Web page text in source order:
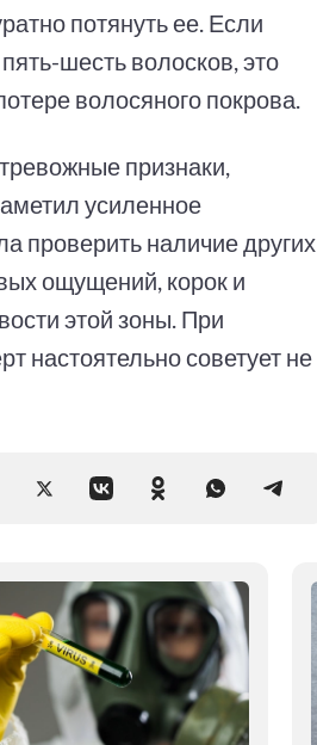
потянуть ее. Если
шесть волосков, это
волосяного покрова.
признаки,
усиленное
проверить наличие других
ощущений, корок и
этой зоны. При
настоятельно советует не